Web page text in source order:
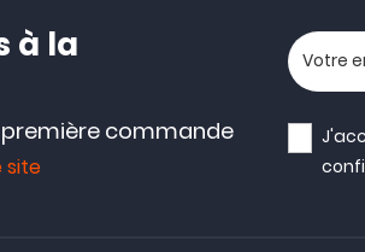
à la
commande
site
Votre